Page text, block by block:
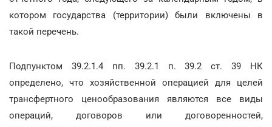
котором государства (территории) были включены в
такой перечень.
Подпунктом 39.2.1.4 пп. 39.2.1 п. 39.2 ст. 39 НК
определено, что хозяйственной операцией для целей
трансфертного ценообразования являются все виды
операций, договоров или договоренностей,